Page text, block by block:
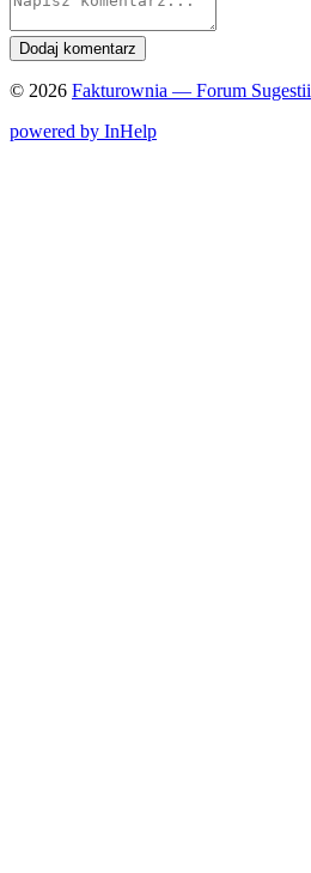
© 2026 Fakturownia — Forum Sugestii
powered by InHelp